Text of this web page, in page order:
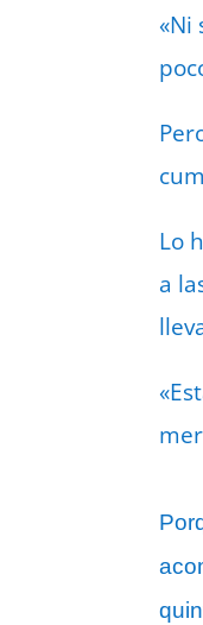
«Ni
Lo
a